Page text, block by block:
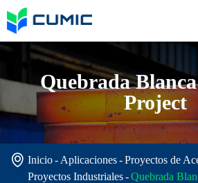
Quebrada
Project
 Inicio Aplicaciones
Proyectos de
Proyectos Industriales
Quebrada